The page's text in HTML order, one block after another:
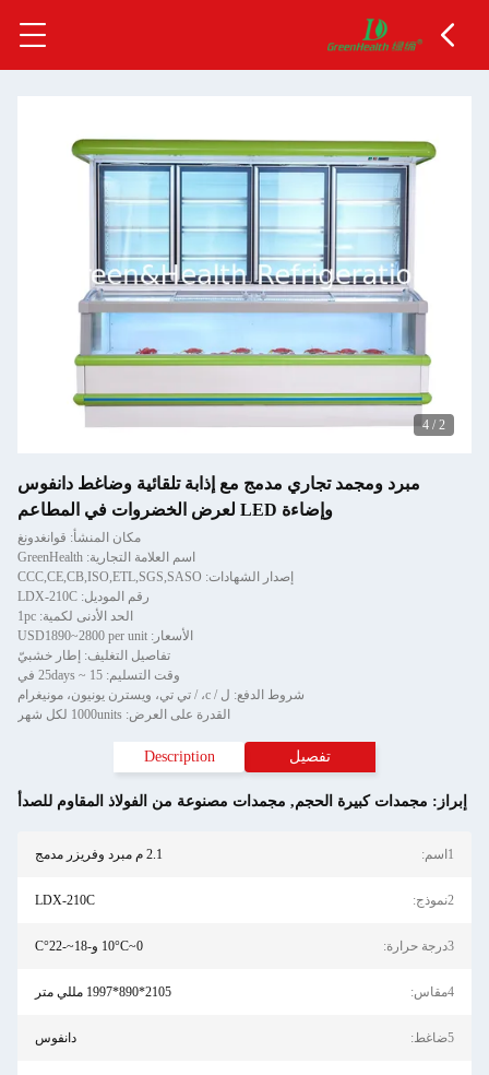
2
/
4
مبرد ومجمد تجاري مدمج مع إذابة تلقائية وضاغط دانفوس
وإضاءة LED لعرض الخضروات في المطاعم
مكان المنشأ: قوانغدونغ
اسم العلامة التجارية: GreenHealth
إصدار الشهادات: CCC,CE,CB,ISO,ETL,SGS,SASO
رقم الموديل: LDX-210C
الحد الأدنى لكمية: 1pc
الأسعار: USD1890~2800 per unit
تفاصيل التغليف: إطار خشبيّ
وقت التسليم: 15 ~ 25days في
شروط الدفع: ل / c، / تي تي، ويسترن يونيون، مونيغرام
القدرة على العرض: 1000units لكل شهر
تفصيل Description
إبراز: مجمدات كبيرة الحجم, مجمدات مصنوعة من الفولاذ المقاوم للصدأ
1اسم: 2.1 م مبرد وفريزر مدمج
2نموذج: LDX-210C
3درجة حرارة: 0~10°C و-18~-22°C
4مقاس: 2105*890*1997 مللي متر
5ضاغط: دانفوس